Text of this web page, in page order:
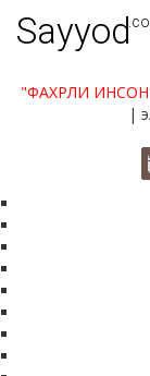
Sayyod
"ФАХРЛИ
|